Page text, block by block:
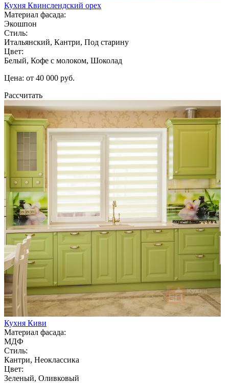
Кухня Квинслендский орех
Материал фасада:
Экошпон
Стиль:
Итальянский, Кантри, Под старину
Цвет:
Белый, Кофе с молоком, Шоколад
Цена: от 40 000 руб.
Рассчитать
Кухня Киви
Материал фасада:
МДФ
Стиль:
Кантри, Неоклассика
Цвет:
Зеленый, Оливковый